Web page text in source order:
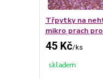
Třpytky na
mikro prach
45 Kč/ks
skladem